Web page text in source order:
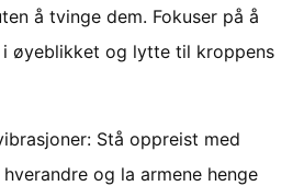
å tvinge dem. Fokuser på å
øyeblikket og lytte til kroppens
Stå oppreist med
og la armene henge